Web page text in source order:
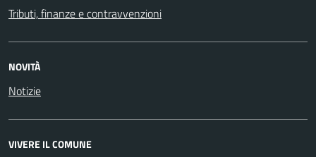
Tributi, finanze e contravvenzioni
NOVITÀ
Notizie
VIVERE IL COMUNE